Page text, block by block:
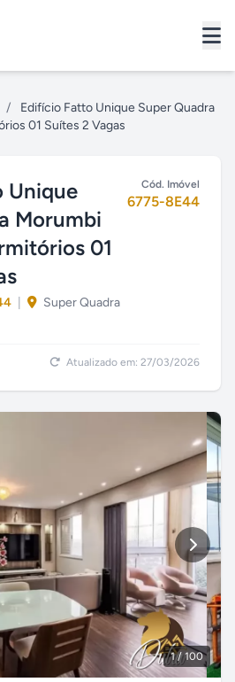
/
Edifício Fatto Unique Super Quadra
01 Suítes 2 Vagas
Unique
Morumbi
01
Super Quadra
Cód. Imóvel
6775-8E44
Atualizado em: 27/03/2026
1/ 100